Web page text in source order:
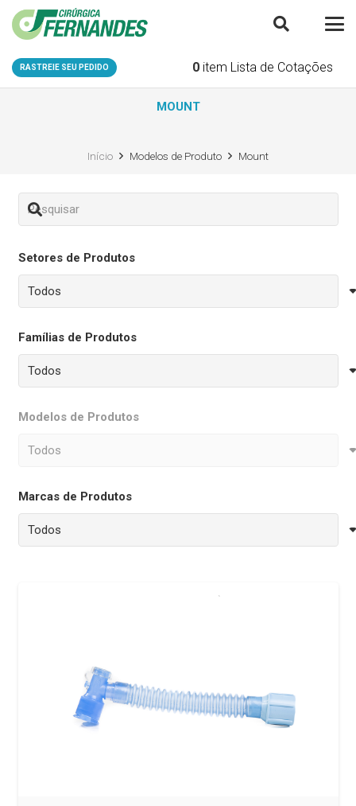
RASTREIE SEU PEDIDO 0 item Lista de Cotações
MOUNT
Início Modelos de Produto Mount
Setores de Produtos
Famílias de Produtos
Modelos de Produtos
Marcas de Produtos